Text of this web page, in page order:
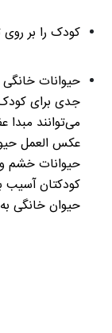
کودک را بر
حیوانات
جدی برای
می‌توانند
عکس‌ العمل
حیوانات خشم
کودکتان آسیب
حیوان خانگی